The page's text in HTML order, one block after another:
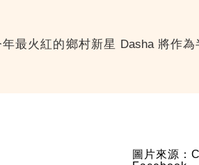
最火紅的鄉村新星 Dasha 將作
圖片來源：